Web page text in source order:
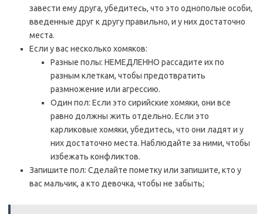
завести ему друга, убедитесь, что это однополые особи,
введенные друг к другу правильно, и у них достаточно
места.
Если у вас несколько хомяков:
Разные полы: НЕМЕДЛЕННО рассадите их по
разным клеткам, чтобы предотвратить
размножение или агрессию.
Один пол: Если это сирийские хомяки, они все
равно должны жить отдельно. Если это
карликовые хомяки, убедитесь, что они ладят и у
них достаточно места. Наблюдайте за ними, чтобы
избежать конфликтов.
Запишите пол: Сделайте пометку или запишите, кто у
вас мальчик, а кто девочка, чтобы не забыть;